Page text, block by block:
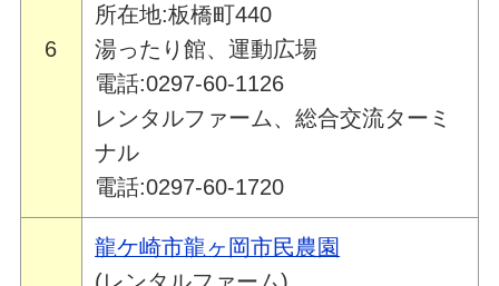
6
所在地:板橋町440
湯ったり館、運動広場
電話:0297-60-1126
レンタルファーム、総合交流ターミ
ナル
電話:0297-60-1720
龍ケ崎市龍ヶ岡市民農園